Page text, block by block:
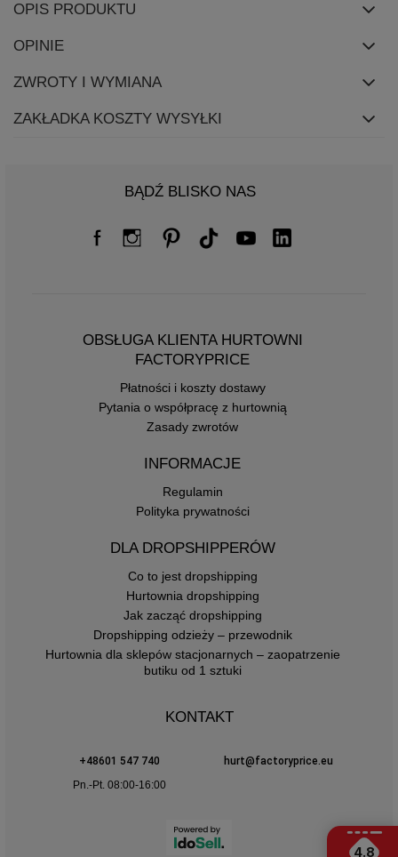
OPIS PRODUKTU
OPINIE
ZWROTY I WYMIANA
ZAKŁADKA KOSZTY WYSYŁKI
BĄDŹ BLISKO NAS
OBSŁUGA KLIENTA HURTOWNI
FACTORYPRICE
Płatności i koszty dostawy
Pytania o współpracę z hurtownią
Zasady zwrotów
INFORMACJE
Regulamin
Polityka prywatności
DLA DROPSHIPPERÓW
Co to jest dropshipping
Hurtownia dropshipping
Jak zacząć dropshipping
Dropshipping odzieży – przewodnik
Hurtownia dla sklepów stacjonarnych – zaopatrzenie
butiku od 1 sztuki
KONTAKT
+48601 547 740
hurt@factoryprice.eu
Pn.-Pt. 08:00-16:00
4.8